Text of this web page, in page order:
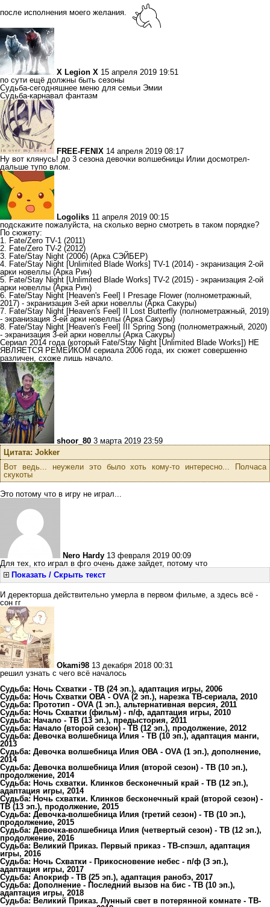
после исполнения моего желания.
X Legion X 15 апреля 2019 19:51
по сути ещё должны быть сезоны
Судьба-сегодняшнее меню для семьи Эмии
Судьба-карнавал фантазм
FREE-FENIX 14 апреля 2019 08:17
Ну вот клянусь! до 3 сезона девочки волшебницы Илии досмотрел-
дальше тупо влом.
Logoliks 11 апреля 2019 00:15
подскажите пожалуйста, на сколько верно смотреть в таком порядке?
По сюжету:
1. Fate/Zero TV-1 (2011)
2. Fate/Zero TV-2 (2012)
3. Fate/Stay Night (2006) (Арка СЭЙБЕР)
4. Fate/Stay Night [Unlimited Blade Works] TV-1 (2014) - экранизация 2-ой
арки новеллы (Арка Рин)
5. Fate/Stay Night [Unlimited Blade Works] TV-2 (2015) - экранизация 2-ой
арки новеллы (Арка Рин)
6. Fate/Stay Night [Heaven's Feel] I Presage Flower (полнометражный,
2017) - экранизация 3-ей арки новеллы (Арка Сакуры)
7. Fate/Stay Night [Heaven's Feel] II Lost Butterfly (полнометражный, 2019)
- экранизация 3-ей арки новеллы (Арка Сакуры)
8. Fate/Stay Night [Heaven's Feel] III Spring Song (полнометражный, 2020)
- экранизация 3-ей арки новеллы (Арка Сакуры)
Сериал 2014 года (который Fate/Stay Night [Unlimited Blade Works]) НЕ
ЯВЛЯЕТСЯ РЕМЕЙКОМ сериала 2006 года, их сюжет совершенно
различен, схоже лишь начало.
shoor_80 3 марта 2019 23:59
Цитата: Jokker
Вот ведь... неужели это было хоть кому-то интересно... Полчаса
скукоты
Это потому что в игру не играл...
Nero Hardy 13 февраля 2019 00:09
Для тех, кто играл в фго очень даже зайдет, потому что
Показать / Скрыть текст
И деректорша действительно умерла в первом фильме, а здесь всё -
сон гг
Okami98 13 декабря 2018 00:31
решил узнать с чего всё началось
Судьба: Ночь Схватки - ТВ (24 эп.), адаптация игры, 2006
Судьба: Ночь Схватки ОВА - OVA (2 эп.), нарезка ТВ-сериала, 2010
Судьба: Прототип - OVA (1 эп.), альтернативная версия, 2011
Судьба: Ночь Схватки (фильм) - п/ф, адаптация игры, 2010
Судьба: Начало - ТВ (13 эп.), предыстория, 2011
Судьба: Начало (второй сезон) - ТВ (12 эп.), продолжение, 2012
Судьба: Девочка волшебница Илия - ТВ (10 эп.), адаптация манги,
2013
Судьба: Девочка волшебница Илия ОВА - OVA (1 эп.), дополнение,
2014
Судьба: Девочка волшебница Илия (второй сезон) - ТВ (10 эп.),
продолжение, 2014
Судьба: Ночь схватки. Клинков бесконечный край - ТВ (12 эп.),
адаптация игры, 2014
Судьба: Ночь схватки. Клинков бесконечный край (второй сезон) -
ТВ (13 эп.), продолжение, 2015
Судьба: Девочка-волшебница Илия (третий сезон) - ТВ (10 эп.),
продолжение, 2015
Судьба: Девочка-волшебница Илия (четвертый сезон) - ТВ (12 эп.),
продолжение, 2016
Судьба: Великий Приказ. Первый приказ - ТВ-спэшл, адаптация
игры, 2016
Судьба: Ночь Схватки - Прикосновение небес - п/ф (3 эп.),
адаптация игры, 2017
Судьба: Апокриф - ТВ (25 эп.), адаптация ранобэ, 2017
Судьба: Дополнение - Последний вызов на бис - ТВ (10 эп.),
адаптация игры, 2018
Судьба: Великий Приказ. Лунный свет в потерянной комнате - ТВ-